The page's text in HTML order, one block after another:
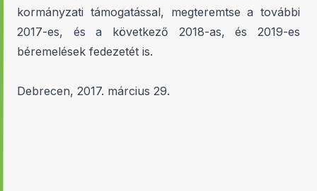
kormányzati támogatással, megteremtse a további
2017-es, és a következő 2018-as, és 2019-es
béremelések fedezetét is.
Debrecen, 2017. március 29.